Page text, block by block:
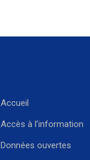
Accueil
Accès à l’information
Données ouvertes